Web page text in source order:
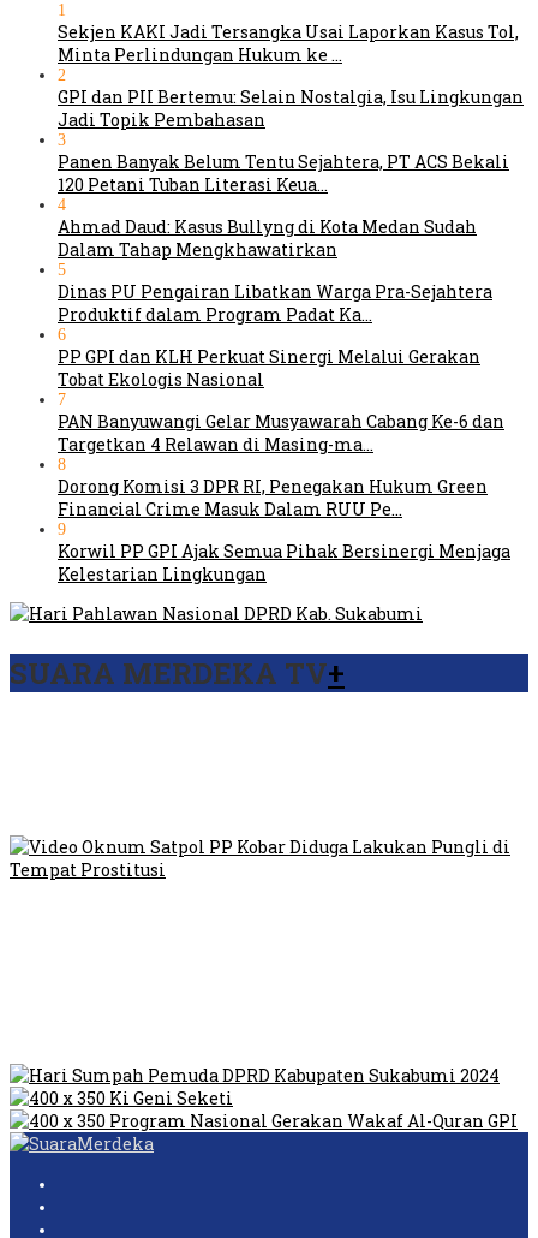
1
Sekjen KAKI Jadi Tersangka Usai Laporkan Kasus Tol,
Minta Perlindungan Hukum ke …
2
GPI dan PII Bertemu: Selain Nostalgia, Isu Lingkungan
Jadi Topik Pembahasan
3
Panen Banyak Belum Tentu Sejahtera, PT ACS Bekali
120 Petani Tuban Literasi Keua…
4
Ahmad Daud: Kasus Bullyng di Kota Medan Sudah
Dalam Tahap Mengkhawatirkan
5
Dinas PU Pengairan Libatkan Warga Pra-Sejahtera
Produktif dalam Program Padat Ka…
6
PP GPI dan KLH Perkuat Sinergi Melalui Gerakan
Tobat Ekologis Nasional
7
PAN Banyuwangi Gelar Musyawarah Cabang Ke-6 dan
Targetkan 4 Relawan di Masing-ma…
8
Dorong Komisi 3 DPR RI, Penegakan Hukum Green
Financial Crime Masuk Dalam RUU Pe…
9
Korwil PP GPI Ajak Semua Pihak Bersinergi Menjaga
Kelestarian Lingkungan
SUARA MERDEKA TV+